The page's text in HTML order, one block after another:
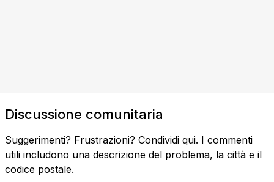
Discussione comunitaria
Suggerimenti? Frustrazioni? Condividi qui. I commenti
utili includono una descrizione del problema, la città e il
codice postale.